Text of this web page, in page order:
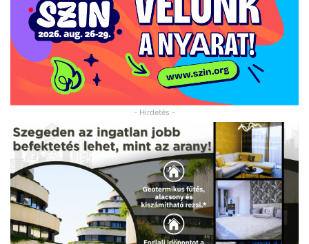
- Hirdetés -